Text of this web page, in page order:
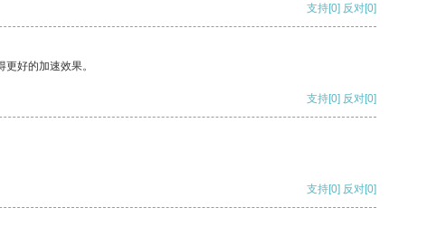
支持[0] 反对[0]
好的加速效果。
支持[0] 反对[0]
支持[0] 反对[0]